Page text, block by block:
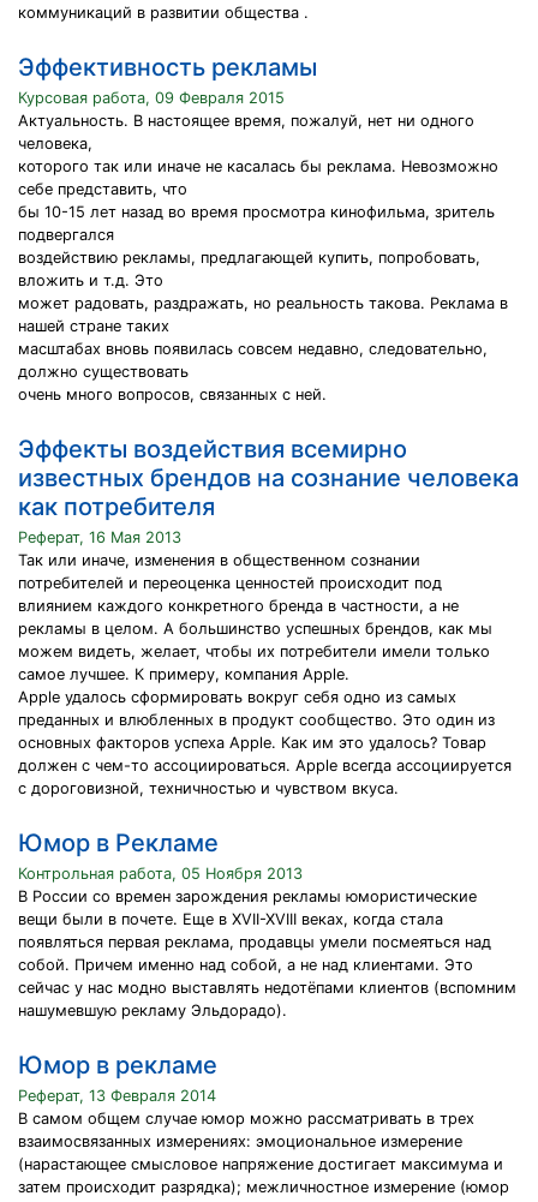
коммуникаций в развитии общества .
Эффективность рекламы
Курсовая работа, 09 Февраля 2015
Актуальность. В настоящее время, пожалуй, нет ни одного
человека,
которого так или иначе не касалась бы реклама. Невозможно
себе представить, что
бы 10-15 лет назад во время просмотра кинофильма, зритель
подвергался
воздействию рекламы, предлагающей купить, попробовать,
вложить и т.д. Это
может радовать, раздражать, но реальность такова. Реклама в
нашей стране таких
масштабах вновь появилась совсем недавно, следовательно,
должно существовать
очень много вопросов, связанных с ней.
Эффекты воздействия всемирно
известных брендов на сознание человека
как потребителя
Реферат, 16 Мая 2013
Так или иначе, изменения в общественном сознании
потребителей и переоценка ценностей происходит под
влиянием каждого конкретного бренда в частности, а не
рекламы в целом. А большинство успешных брендов, как мы
можем видеть, желает, чтобы их потребители имели только
самое лучшее. К примеру, компания Apple.
Apple удалось сформировать вокруг себя одно из самых
преданных и влюбленных в продукт сообщество. Это один из
основных факторов успеха Apple. Как им это удалось? Товар
должен с чем-то ассоциироваться. Apple всегда ассоциируется
с дороговизной, техничностью и чувством вкуса.
Юмор в Рекламе
Контрольная работа, 05 Ноября 2013
В России со времен зарождения рекламы юмористические
вещи были в почете. Еще в XVII-XVIII веках, когда стала
появляться первая реклама, продавцы умели посмеяться над
собой. Причем именно над собой, а не над клиентами. Это
сейчас у нас модно выставлять недотёпами клиентов (вспомним
нашумевшую рекламу Эльдорадо).
Юмор в рекламе
Реферат, 13 Февраля 2014
В самом общем случае юмор можно рассматривать в трех
взаимосвязанных измерениях: эмоциональное измерение
(нарастающее смысловое напряжение достигает максимума и
затем происходит разрядка); межличностное измерение (юмор